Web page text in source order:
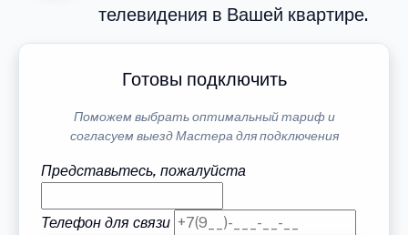
телевидения в Вашей квартире.
Готовы подключить
Поможем выбрать оптимальный тариф и
согласуем выезд Мастера для подключения
Представьтесь, пожалуйста
Телефон для связи